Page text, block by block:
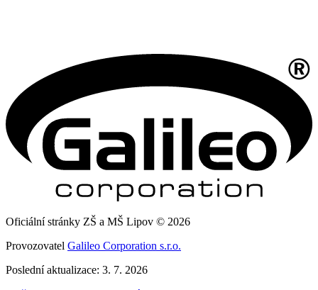
Oficiální stránky ZŠ a MŠ Lipov © 2026
Provozovatel Galileo Corporation s.r.o.
Poslední aktualizace: 3. 7. 2026